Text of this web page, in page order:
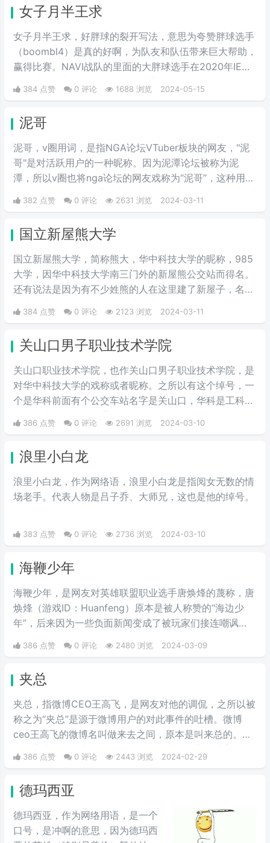
女子月半王求
女子月半王求，好胖球的裂开写法，意思为夸赞胖球选手
（boombl4）是真的好啊，为队友和队伍带来巨大帮助，
赢得比赛。NAVI战队的里面的大胖球选手在2020年IEM
卡托维兹比赛中超级发挥，在决赛中直接化身邪恶胖球，
带领NAVI战队战胜A队和G2，夺得冠军。
384 点赞 0 评论 1688 浏览 2024-05-15
泥哥
泥哥，v圈用词，是指NGA论坛VTuber板块的网友，"泥
哥"是对活跃用户的一种昵称。因为泥潭论坛被称为泥
潭，所以v圈也将nga论坛的网友戏称为“泥哥”，这种用法
可能源自nga网站的背景颜色类似于泥土的颜色，因此用
户们开始将这些常驻者称为"泥哥"。
382 点赞 0 评论 2631 浏览 2024-03-11
国立新屋熊大学
国立新屋熊大学，简称熊大，华中科技大学的昵称，985
大学，因华中科技大学南三门外的新屋熊公交站而得名。
还有说法是因为有不少姓熊的人在这里建了新屋子，名字
由此而来。具体原因是否如此，也搞不清楚了。但是新屋
熊大学的名字，比这个985大学更广为人知的外号“关山口
384 点赞 0 评论 2123 浏览 2024-03-11
关山口男子职业技术学院
关山口职业技术学院，也作关山口男子职业技术学院，是
对华中科技大学的戏称或者昵称。之所以有这个绰号，一
个是华科前面有个公交车站名字是关山口，华科是工科院
校，女少男多。人们通过这个梗来开玩笑地将华中科技大
学称作关山口男子职业技术学院。所以有了这个江湖绰
386 点赞 0 评论 2691 浏览 2024-03-10
浪里小白龙
浪里小白龙，作为网络语，浪里小白龙是指阅女无数的情
场老手。代表人物是吕子乔、大师兄，这也是他的绰号。
383 点赞 0 评论 2736 浏览 2024-03-10
海鞭少年
海鞭少年，是网友对英雄联盟职业选手唐焕烽的蔑称，唐
焕烽（游戏ID：Huanfeng）原本是被人称赞的“海边少
年”，后来因为一些负面新闻变成了被玩家们接连嘲讽
386 点赞 0 评论 2480 浏览 2024-03-09
夹总
夹总，指微博CEO王高飞，是网友对他的调侃，之所以被
称之为“夹总”是源于微博用户的对此事件的吐槽。微博
ceo王高飞的微博名叫做来去之间，原本是叫来总的。因
为来字去掉一竖之后是“夹”，并且微博把屏蔽敏感字的行
为称为“夹”，所以来去之间喜提夹总这一称号。
386 点赞 0 评论 2443 浏览 2024-02-29
德玛西亚
德玛西亚，作为网络用语，是一个
口号，是冲啊的意思，因为德玛西